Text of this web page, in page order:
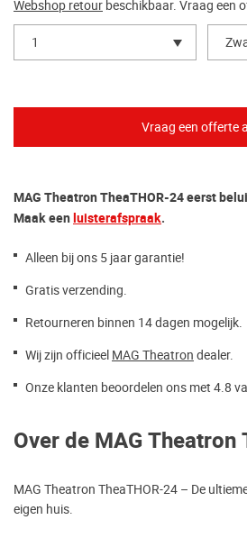
Webshop retour beschikbaar. Vraag een
1
MAG Theatron TheaTHOR-24 eerst
Maak eenluisterafspraak.
Alleen bij ons 5 jaar garantie!
Gratis verzending.
Retourneren binnen 14 dagen mogelijk.
Wij zijn officieel MAG Theatron dealer.
Onze klanten beoordelen ons met 4.8
Over de MAG Theatron
MAG Theatron TheaTHOR-24 – De
eigen huis.